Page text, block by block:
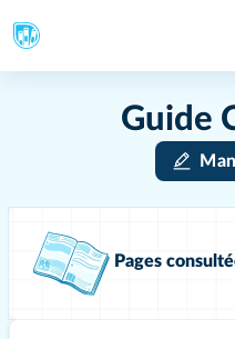
Guide
Pages